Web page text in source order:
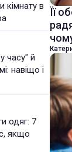
кімнату в
часу" й
навіщо і
одяг: 7
якщо
Її